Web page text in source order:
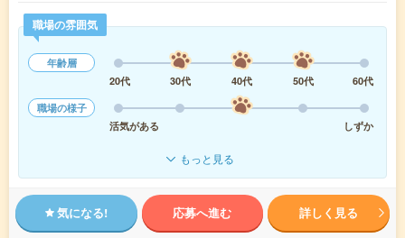
職場の雰囲気
年齢層
20代
30代 40代 50代
60代
職場の様子
活気がある
しずか
もっと見る
気になる! 応募へ進む 詳しく見る